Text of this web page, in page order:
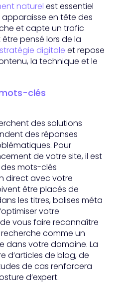
naturel est essentiel
en tête des
et capte un trafic
être pensé lors de la
digitale et repose
la technique et le
clés
des solutions
des réponses
Pour
de votre site, il est
des mots-clés
direct avec votre
être placés de
les titres, balises méta
votre
vous faire reconnaître
comme un
dans votre domaine. La
d’articles de blog, de
de cas renforcera
d’expert.